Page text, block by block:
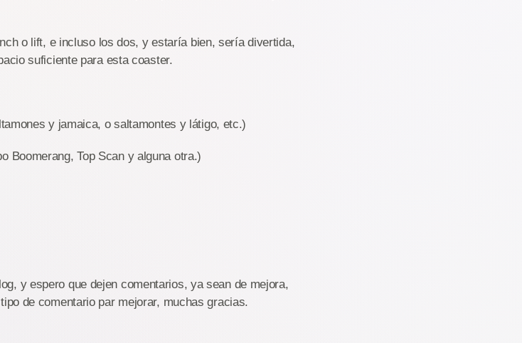
o lift, e incluso los dos, y estaría bien, sería divertida,
suficiente para esta coaster.
y jamaica, o saltamontes y látigo, etc.)
Boomerang, Top Scan y alguna otra.)
y espero que dejen comentarios, ya sean de mejora,
de comentario par mejorar, muchas gracias.